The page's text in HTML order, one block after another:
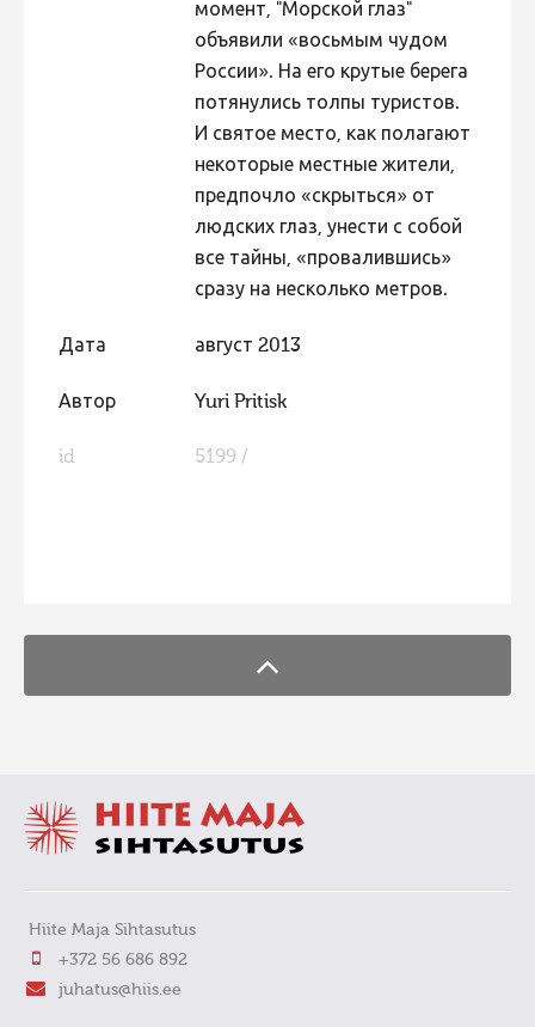
момент, "Морской глаз"
объявили «восьмым чудом
России». На его крутые берега
потянулись толпы туристов.
И святое место, как полагают
некоторые местные жители,
предпочло «скрыться» от
людских глаз, унести с собой
все тайны, «провалившись»
сразу на несколько метров.
Дата август 2013
Автор Yuri Pritisk
id 5199 /
Hiite Maja Sihtasutus
+372 56 686 892
juhatus@hiis.ee